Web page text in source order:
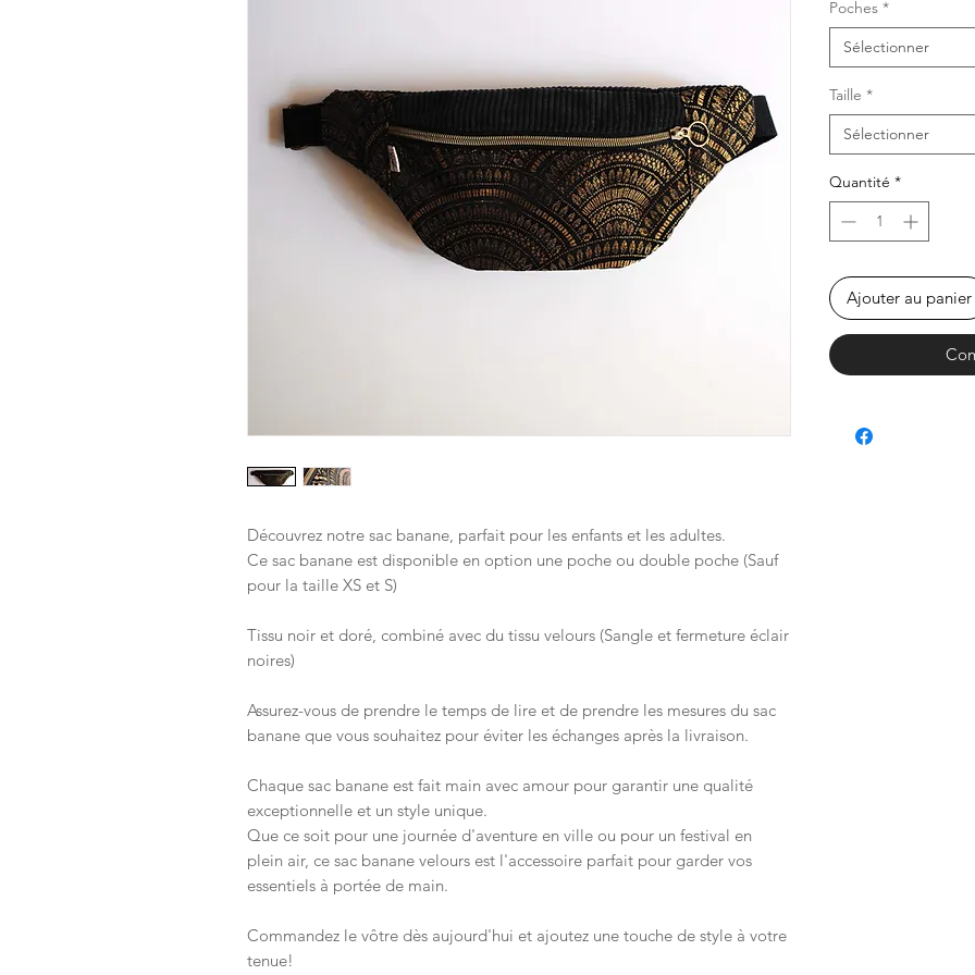
Découvrez notre sac banane, parfait pour les enfants et les adultes.
Ce sac banane est disponible en option une poche ou double poche (Sauf
pour la taille XS et S)
Tissu noir et doré, combiné avec du tissu velours (Sangle et fermeture éclair
noires)
Assurez-vous de prendre le temps de lire et de prendre les mesures du sac
banane que vous souhaitez pour éviter les échanges après la livraison.
Chaque sac banane est fait main avec amour pour garantir une qualité
exceptionnelle et un style unique.
Que ce soit pour une journée d'aventure en ville ou pour un festival en
plein air, ce sac banane velours est l'accessoire parfait pour garder vos
essentiels à portée de main.
Commandez le vôtre dès aujourd'hui et ajoutez une touche de style à votre
tenue!
Poches *
Sélectionner
Taille *
Sélectionner
Quantité *
Ajouter au panier